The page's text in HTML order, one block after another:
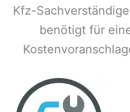
Kfz-
benötigt für